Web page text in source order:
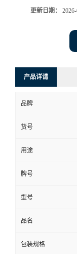
更新日期：
产品详请
品牌
货号
用途
牌号
型号
品名
包装规格